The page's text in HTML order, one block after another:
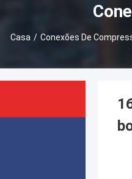
Casa / Conexões De